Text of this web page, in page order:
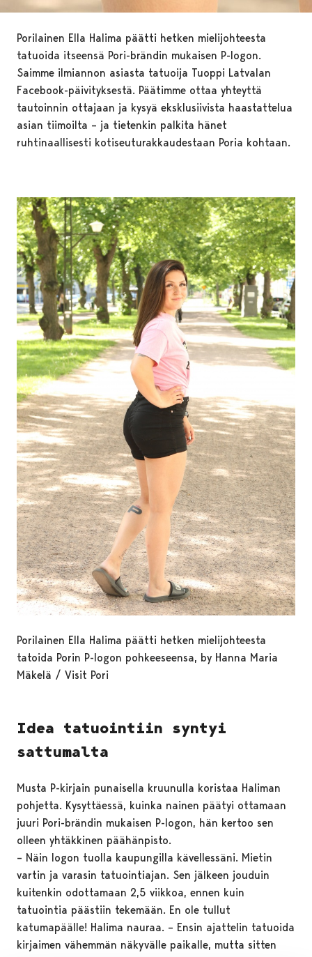
Porilainen Ella Halima päätti hetken mielijohteesta
tatuoida itseensä Pori-brändin mukaisen P-logon.
Saimme ilmiannon asiasta tatuoija Tuoppi Latvalan
Facebook-päivityksestä. Päätimme ottaa yhteyttä
tautoinnin ottajaan ja kysyä eksklusiivista haastattelua
asian tiimoilta – ja tietenkin palkita hänet
ruhtinaallisesti kotiseuturakkaudestaan Poria kohtaan.
Porilainen Ella Halima päätti hetken mielijohteesta
tatoida Porin P-logon pohkeeseensa, by Hanna Maria
Mäkelä / Visit Pori
Idea tatuointiin syntyi
sattumalta
Musta P-kirjain punaisella kruunulla koristaa Haliman
pohjetta. Kysyttäessä, kuinka nainen päätyi ottamaan
juuri Pori-brändin mukaisen P-logon, hän kertoo sen
olleen yhtäkkinen päähänpisto.
– Näin logon tuolla kaupungilla kävellessäni. Mietin
vartin ja varasin tatuointiajan. Sen jälkeen jouduin
kuitenkin odottamaan 2,5 viikkoa, ennen kuin
tatuointia päästiin tekemään. En ole tullut
katumapäälle! Halima nauraa. – Ensin ajattelin tatuoida
kirjaimen vähemmän näkyvälle paikalle, mutta sitten